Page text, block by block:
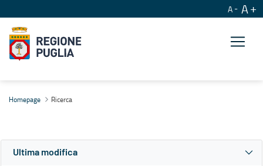
A A
Homepage Ricerca
Ultima modifica